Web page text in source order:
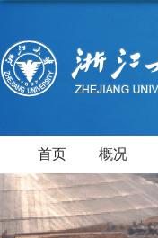
首页 概况